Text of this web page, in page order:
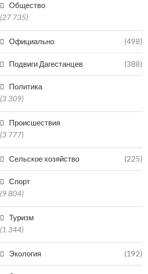
06.08.2026
Общество
(27 735)
Официально (498)
Подвиги Дагестанцев (388)
Политика
(3 309)
Происшествия
(3 777)
Сельское хозяйство (225)
Спорт
(9 804)
Туризм
(1 344)
Экология (192)